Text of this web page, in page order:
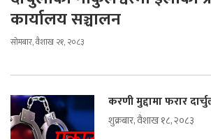
कार्यालय सञ्चालन
सोमबार, वैशाख २१, २०८३
करणी मुद्दामा फरार
शुक्रबार, वैशाख १८, २०८३